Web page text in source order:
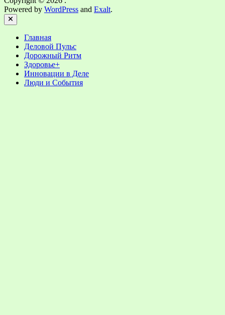
Powered by WordPress and Exalt.
Close
Главная
Деловой Пульс
Дорожный Ритм
Здоровье+
Инновации в Деле
Люди и События